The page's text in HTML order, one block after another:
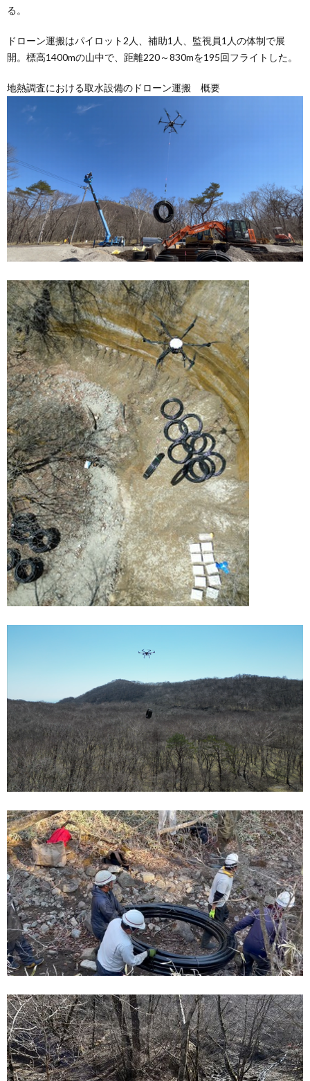
る。
ドローン運搬はパイロット2人、補助1人、監視員1人の体制で展
開。標高1400mの山中で、距離220～830mを195回フライトした。
地熱調査における取水設備のドローン運搬 概要